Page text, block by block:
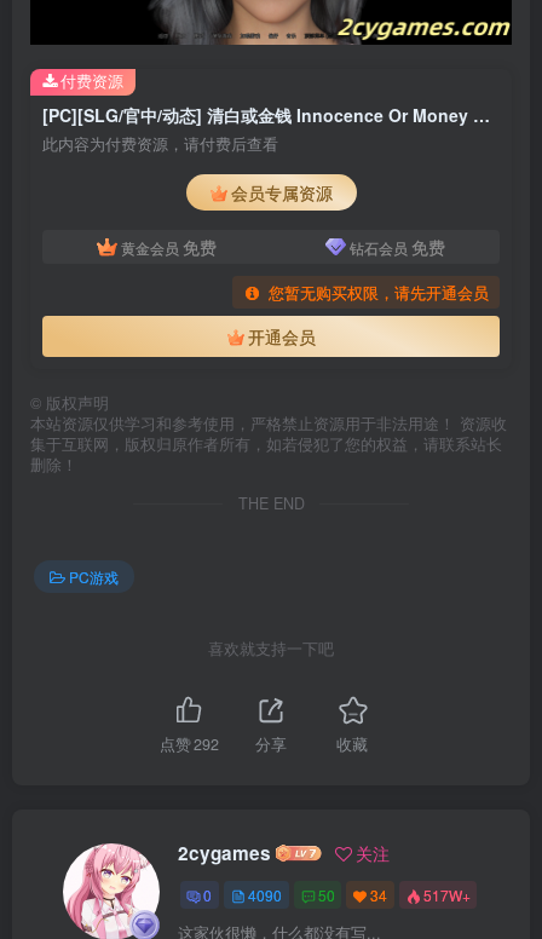
[PC][SLG/官中/动态] 清白或金钱 Innocence Or Money Season 2 Episode 2 官方中文版 [3.35G]
此内容为付费资源，请付费后查看
会员专属资源
黄金会员 免费 钻石会员 免费
您暂无购买权限，请先开通会员
开通会员
付费资源
© 版权声明
本站资源仅供学习和参考使用，严格禁止资源用于非法用途！ 资源收
集于互联网，版权归原作者所有，如若侵犯了您的权益，请联系站长
删除！
THE END
PC游戏
喜欢就支持一下吧
点赞292 分享 收藏
2cygames 关注
0 4090 50 34 517W+
这家伙很懒，什么都没有写...